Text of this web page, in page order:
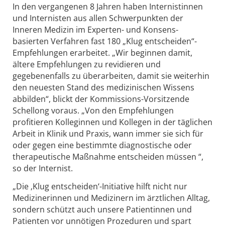
In den vergangenen 8 Jahren haben Internistinnen
und Internisten aus allen Schwerpunkten der
Inneren Medizin im Experten- und Konsens-
basierten Verfahren fast 180 „Klug entscheiden“-
Empfehlungen erarbeitet. „Wir beginnen damit,
ältere Empfehlungen zu revidieren und
gegebenenfalls zu überarbeiten, damit sie weiterhin
den neuesten Stand des medizinischen Wissens
abbilden“, blickt der Kommissions-Vorsitzende
Schellong voraus. „Von den Empfehlungen
profitieren Kolleginnen und Kollegen in der täglichen
Arbeit in Klinik und Praxis, wann immer sie sich für
oder gegen eine bestimmte diagnostische oder
therapeutische Maßnahme entscheiden müssen “,
so der Internist.
„Die ‚Klug entscheiden‘-Initiative hilft nicht nur
Medizinerinnen und Medizinern im ärztlichen Alltag,
sondern schützt auch unsere Patientinnen und
Patienten vor unnötigen Prozeduren und spart